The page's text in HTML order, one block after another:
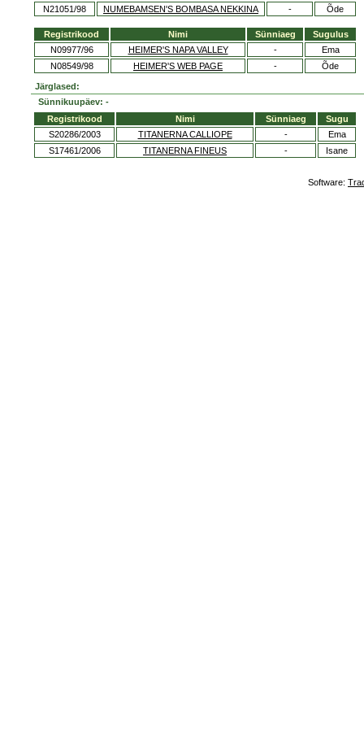
N21051/98
NUMEBAMSEN'S BOMBASA NEKKINA - Õde
Registrikood Nimi Sünniaeg
Sugulus
N09977/96
HEIMER'S NAPA VALLEY -
Ema
N08549/98
HEIMER'S WEB PAGE - Õde
Järglased:
Sünnikuupäev: -
Registrikood
Nimi Sünniaeg
Sugu
S20286/2003
TITANERNA CALLIOPE -
Ema
S17461/2006
TITANERNA FINEUS - Isane
Software: